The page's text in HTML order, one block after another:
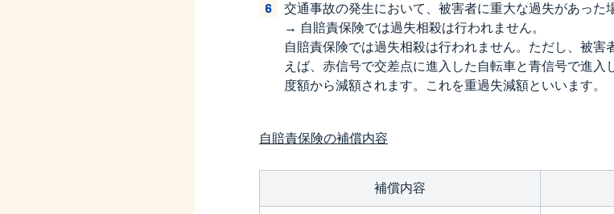
交通事故の発生において、被害者に重大な過失があった
→ 自賠責保険では過失相殺は行われません。
自賠責保険では過失相殺は行われません。ただし、被害
えば、赤信号で交差点に進入した自転車と青信号で進入
度額から減額されます。これを重過失減額といいます。
自賠責保険の補償内容
補償内容